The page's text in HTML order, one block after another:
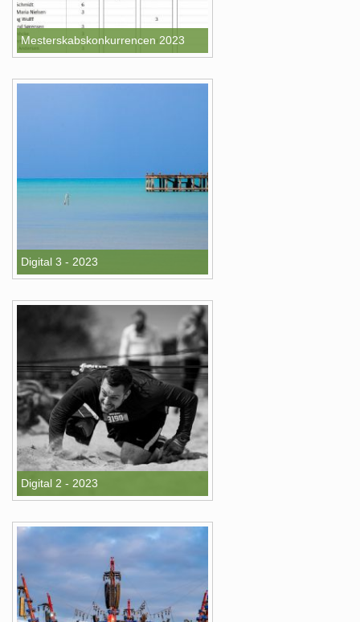
Mesterskabskonkurrencen 2023
Digital 3 - 2023
Digital 2 - 2023